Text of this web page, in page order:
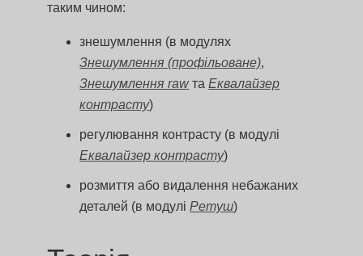
таким чином:
знешумлення (в модулях
Знешумлення (профільоване),
Знешумлення rawтаЕквалайзер
контрасту)
регулювання контрасту (в модулі
Еквалайзер контрасту)
розмиття або видалення небажаних
деталей (в модуліРетуш)